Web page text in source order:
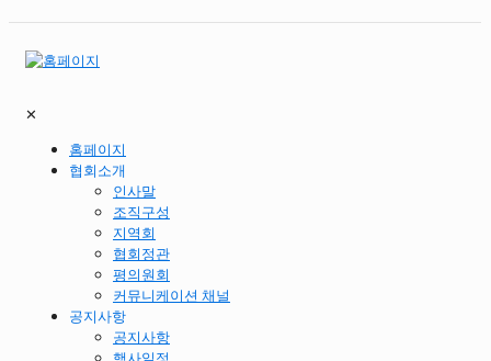
✕
홈페이지
협회소개
인사말
조직구성
지역회
협회정관
평의원회
커뮤니케이션 채널
공지사항
공지사항